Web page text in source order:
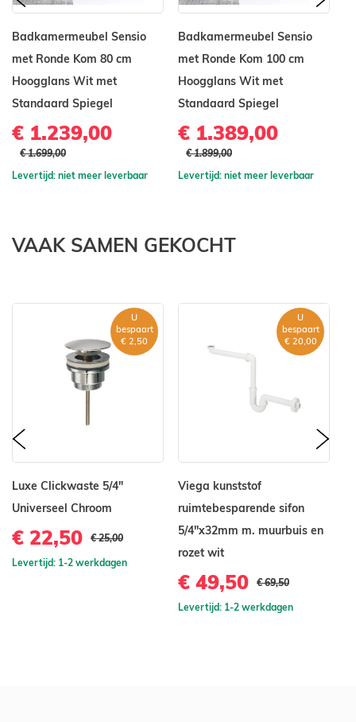
Badkamermeubel Sensio
met Ronde Kom 80 cm
Hoogglans Wit met
Standaard Spiegel
€ 1.239,00
€ 1.699,00
Levertijd: niet meer leverbaar
Badkamermeubel Sensio
met Ronde Kom 100 cm
Hoogglans Wit met
Standaard Spiegel
€ 1.389,00
€ 1.899,00
Levertijd: niet meer leverbaar
VAAK SAMEN GEKOCHT
Luxe Clickwaste 5/4"
Universeel Chroom
U
bespaart
€ 2,50
€ 22,50 € 25,00
Levertijd: 1-2 werkdagen
Viega kunststof
ruimtebesparende sifon
5/4"x32mm m. muurbuis en
rozet wit
U
bespaart
€ 20,00
€ 49,50 € 69,50
Levertijd: 1-2 werkdagen